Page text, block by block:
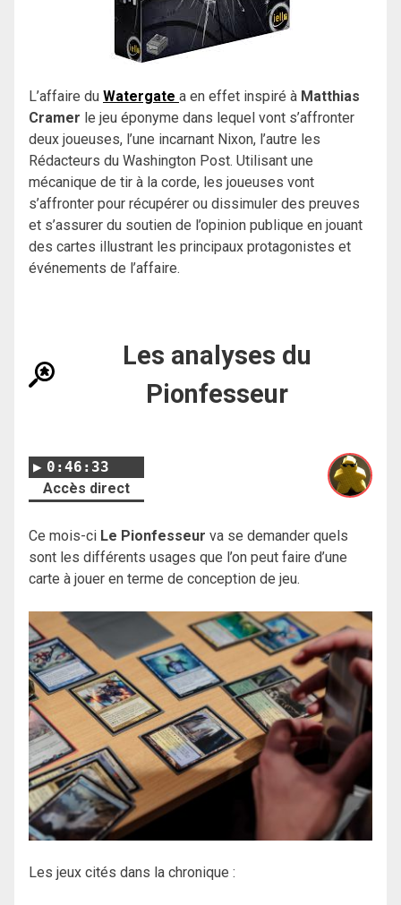
L’affaire du Watergate a en effet inspiré à Matthias
Cramer le jeu éponyme dans lequel vont s’affronter
deux joueuses, l’une incarnant Nixon, l’autre les
Rédacteurs du Washington Post. Utilisant une
mécanique de tir à la corde, les joueuses vont
s’affronter pour récupérer ou dissimuler des preuves
et s’assurer du soutien de l’opinion publique en jouant
des cartes illustrant les principaux protagonistes et
événements de l’affaire.
Les analyses du
Pionfesseur
0:46:33
Accès direct
Ce mois-ci Le Pionfesseur va se demander quels
sont les différents usages que l’on peut faire d’une
carte à jouer en terme de conception de jeu.
Les jeux cités dans la chronique :